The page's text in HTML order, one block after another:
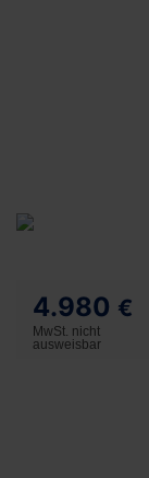
4.980 €
MwSt. nicht
ausweisbar